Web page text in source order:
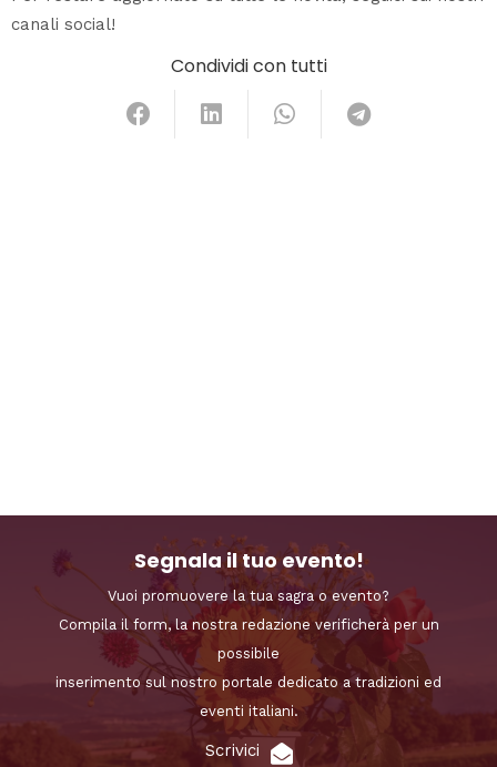
canali social!
Condividi con tutti
Segnala il tuo evento!
Vuoi promuovere la tua sagra o evento?
Compila il form, la nostra redazione verificherà per un
possibile
inserimento sul nostro portale dedicato a tradizioni ed
eventi italiani.
Scrivici